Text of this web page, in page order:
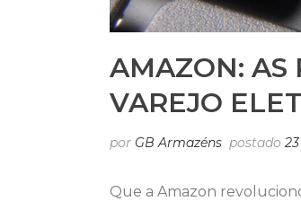
AMAZON: AS
VAREJO
por GB Armazéns postado
Que a Amazon